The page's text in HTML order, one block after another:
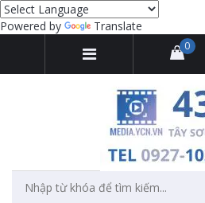
Powered by Translate
0